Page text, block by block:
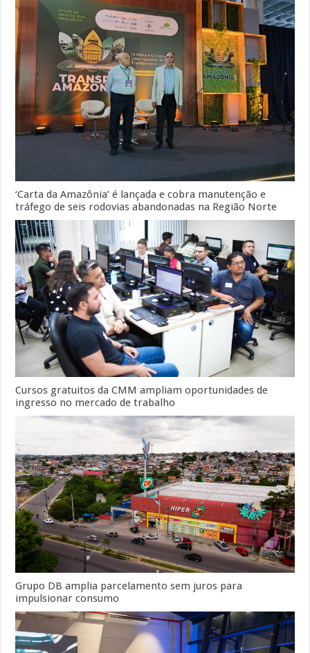
‘Carta da Amazônia’ é lançada e cobra manutenção e
tráfego de seis rodovias abandonadas na Região Norte
Cursos gratuitos da CMM ampliam oportunidades de
ingresso no mercado de trabalho
Grupo DB amplia parcelamento sem juros para
impulsionar consumo